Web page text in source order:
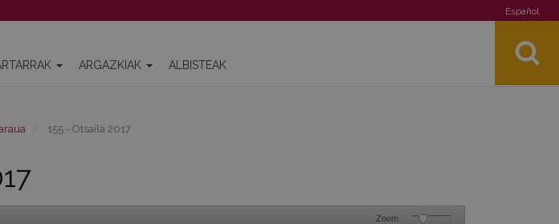
Español
ARGAZKIAK ALBISTEAK
155 - Otsaila 2017
Zoom